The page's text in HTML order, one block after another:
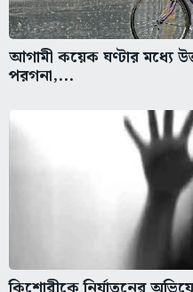
আগামী কয়েক ঘণ্টার মধ্যে
পরগনা,...